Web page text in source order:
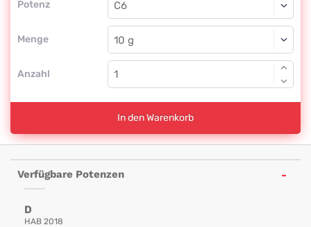
Potenz
C6
Menge
Globuli
Anzahl
In den Warenkorb
Verfügbare Potenzen
D
HAB 2018